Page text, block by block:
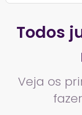
Todos
Veja os